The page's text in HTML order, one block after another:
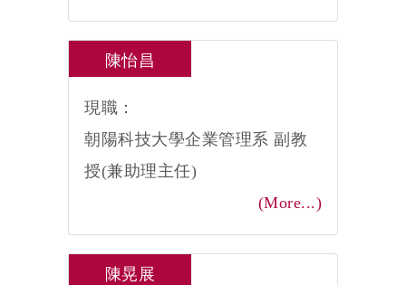
陳怡昌
現職：
朝陽科技大學企業管理系 副教
授(兼助理主任)
(More...)
陳晃展